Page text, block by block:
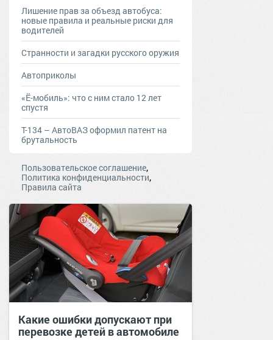
Лишение прав за объезд автобуса:
новые правила и реальные риски для
водителей
Странности и загадки русского оружия
Автоприколы
«Ё-мобиль»: что с ним стало 12 лет
спустя
Т-134 – АвтоВАЗ оформил патент на
брутальность
Пользовательское соглашение,
Политика конфиденциальности,
Правила сайта
Какие ошибки допускают при
перевозке детей в автомобиле